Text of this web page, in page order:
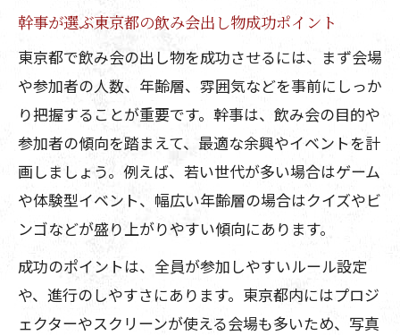
幹事が選ぶ東京都の飲み会出し物成功ポイント
東京都で飲み会の出し物を成功させるには、まず会場
や参加者の人数、年齢層、雰囲気などを事前にしっか
り把握することが重要です。幹事は、飲み会の目的や
参加者の傾向を踏まえて、最適な余興やイベントを計
画しましょう。例えば、若い世代が多い場合はゲーム
や体験型イベント、幅広い年齢層の場合はクイズやビ
ンゴなどが盛り上がりやすい傾向にあります。
成功のポイントは、全員が参加しやすいルール設定
や、進行のしやすさにあります。東京都内にはプロジ
ェクターやスクリーンが使える会場も多いため、写真